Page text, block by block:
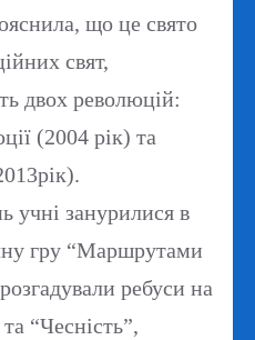
що це свято
свят,
двох революцій:
(2004 рік) та
учні занурилися в
гру “Маршрутами
ребуси на
“Чесність”,